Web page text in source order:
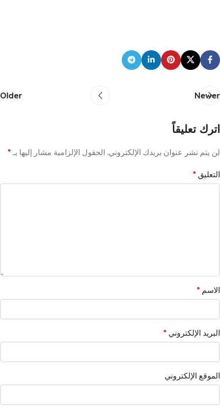
Newer
Older
اترك تعليقاً
لن يتم نشر عنوان بريدك الإلكتروني. الحقول الإلزامية مشار إليها بـ *
التعليق *
الاسم *
البريد الإلكتروني *
الموقع الإلكتروني